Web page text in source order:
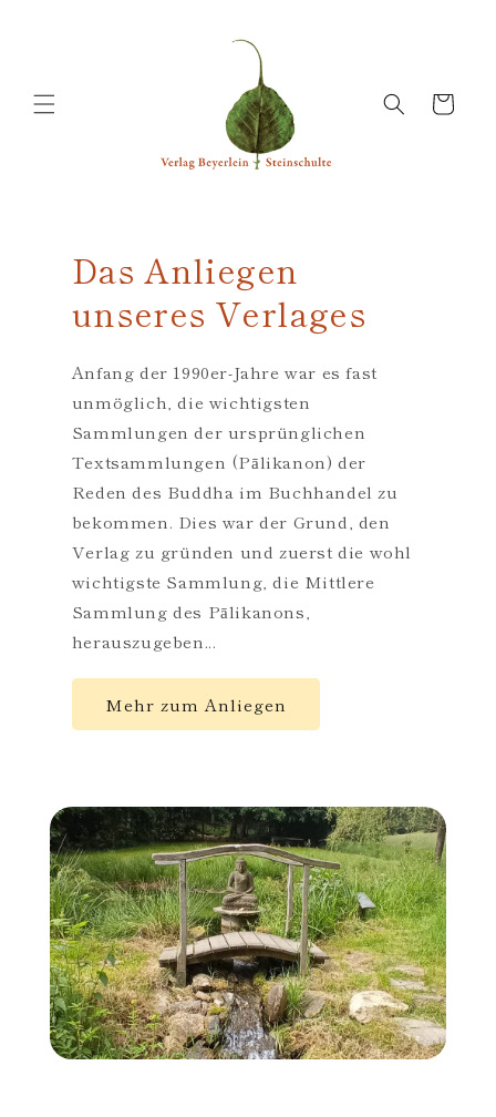
Warenkorb
Das Anliegen
unseres Verlages
Anfang der 1990er-Jahre war es fast
unmöglich, die wichtigsten
Sammlungen der ursprünglichen
Textsammlungen (Pālikanon) der
Reden des Buddha im Buchhandel zu
bekommen. Dies war der Grund, den
Verlag zu gründen und zuerst die wohl
wichtigste Sammlung, die Mittlere
Sammlung des Pālikanons,
herauszugeben...
Mehr zum Anliegen